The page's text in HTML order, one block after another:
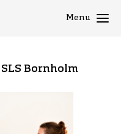
Menu
Bornholm